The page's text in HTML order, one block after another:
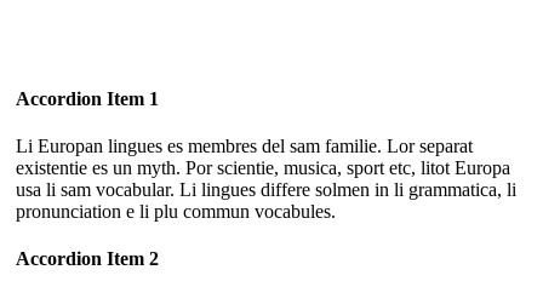
Accordion Item 1
Li Europan lingues es membres del sam familie. Lor separat
existentie es un myth. Por scientie, musica, sport etc, litot Europa
usa li sam vocabular. Li lingues differe solmen in li grammatica, li
pronunciation e li plu commun vocabules.
Accordion Item 2